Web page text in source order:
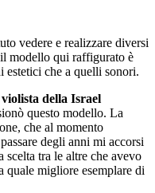
vedere e realizzare diversi
modello qui raffigurato è
estetici che a quelli sonori.
violista della Israel
questo modello. La
che al momento
degli anni mi accorsi
scelta tra le altre che avevo
migliore esemplare di